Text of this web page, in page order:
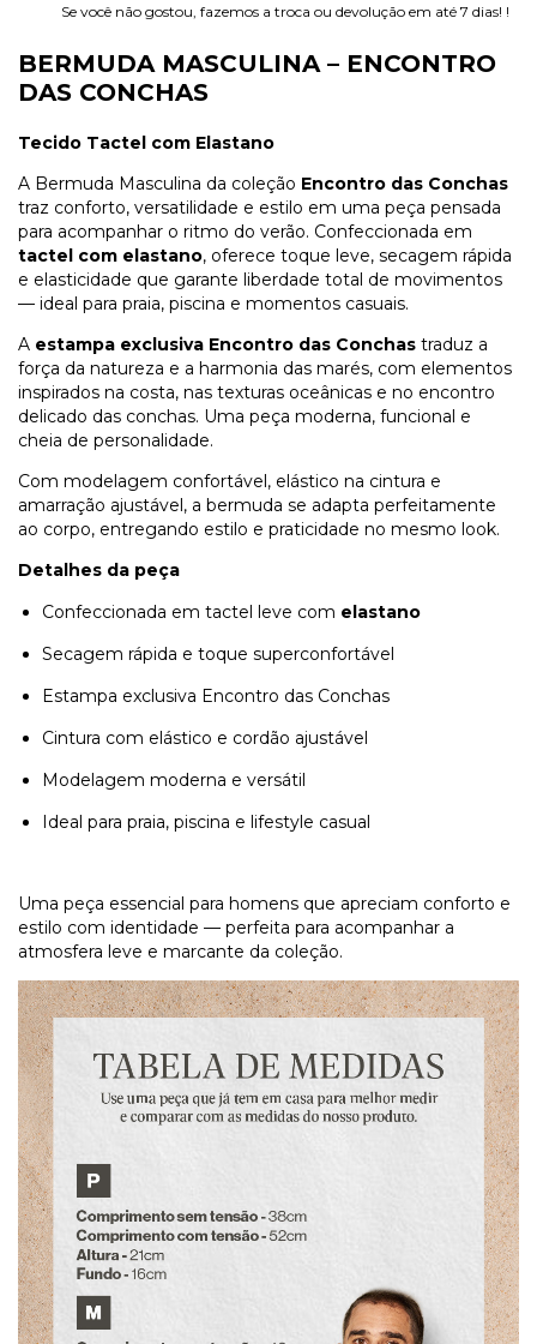
Se você não gostou, fazemos a troca ou devolução em até 7 dias! !
BERMUDA MASCULINA – ENCONTRO
DAS CONCHAS
Tecido Tactel com Elastano
A Bermuda Masculina da coleção Encontro das Conchas
traz conforto, versatilidade e estilo em uma peça pensada
para acompanhar o ritmo do verão. Confeccionada em
tactel com elastano, oferece toque leve, secagem rápida
e elasticidade que garante liberdade total de movimentos
— ideal para praia, piscina e momentos casuais.
A estampa exclusiva Encontro das Conchas traduz a
força da natureza e a harmonia das marés, com elementos
inspirados na costa, nas texturas oceânicas e no encontro
delicado das conchas. Uma peça moderna, funcional e
cheia de personalidade.
Com modelagem confortável, elástico na cintura e
amarração ajustável, a bermuda se adapta perfeitamente
ao corpo, entregando estilo e praticidade no mesmo look.
Detalhes da peça
Confeccionada em tactel leve com elastano
Secagem rápida e toque superconfortável
Estampa exclusiva Encontro das Conchas
Cintura com elástico e cordão ajustável
Modelagem moderna e versátil
Ideal para praia, piscina e lifestyle casual
Uma peça essencial para homens que apreciam conforto e
estilo com identidade — perfeita para acompanhar a
atmosfera leve e marcante da coleção.